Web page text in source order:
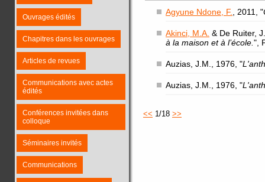
Ouvrages édités
Chapitres dans les ouvrages
Articles de revues
Communications avec actes
édités
Conférences invitées dans
colloque
Séminaires invités
Communications
Agyune Ndone, F. , 2011, "
Akinci, M.A. & De Ruiter,
à la maison et à l’école. ",
Auzias, J.M., 1976, "
Auzias, J.M., 1976, "
<< 1/18 >>